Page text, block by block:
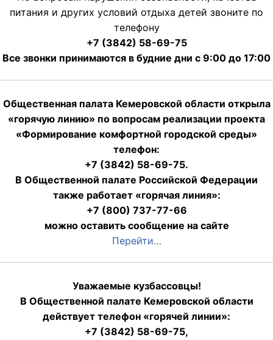
питания и других условий отдыха детей звоните по
телефону
+7 (3842) 58-69-75
Все звонки принимаются в будние дни с 9:00 до 17:00
Общественная палата Кемеровской области открыла
«горячую линию» по вопросам реализации проекта
«Формирование комфортной городской среды»
телефон:
+7 (3842) 58-69-75.
В Общественной палате Российской Федерации
также работает «горячая линия»:
+7 (800) 737-77-66
можно оставить сообщение на сайте
Перейти…
Уважаемые кузбассовцы!
В Общественной палате Кемеровской области
действует телефон «горячей линии»:
+7 (3842) 58-69-75,